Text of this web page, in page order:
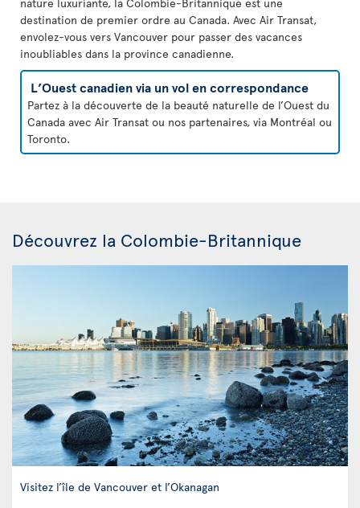
destination de premier ordre au Canada. Avec Air Transat,
envolez-vous vers Vancouver pour passer des vacances
inoubliables dans la province canadienne.
L’Ouest canadien via un vol en correspondance
Partez à la découverte de la beauté naturelle de l’Ouest du
Canada avec Air Transat ou nos partenaires, via Montréal ou
Toronto.
Découvrez la Colombie-Britannique
Visitez l’île de Vancouver et l’Okanagan